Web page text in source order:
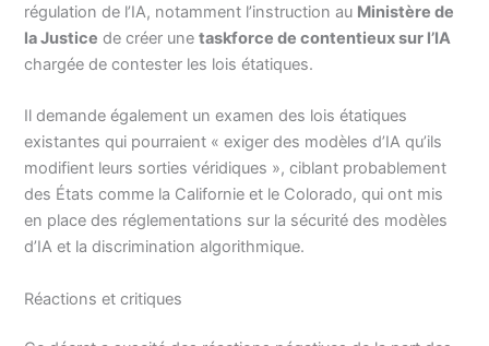
régulation de l’IA, notamment l’instruction au Ministère de
la Justice de créer unetaskforce de contentieux sur l’IA
chargée de contester les lois étatiques.
Il demande également un examen des lois étatiques
existantes qui pourraient « exiger des modèles d’IA qu’ils
modifient leurs sorties véridiques », ciblant probablement
des États comme la Californie et le Colorado, qui ont mis
en place des réglementations sur la sécurité des modèles
d’IA et la discrimination algorithmique.
Réactions et critiques